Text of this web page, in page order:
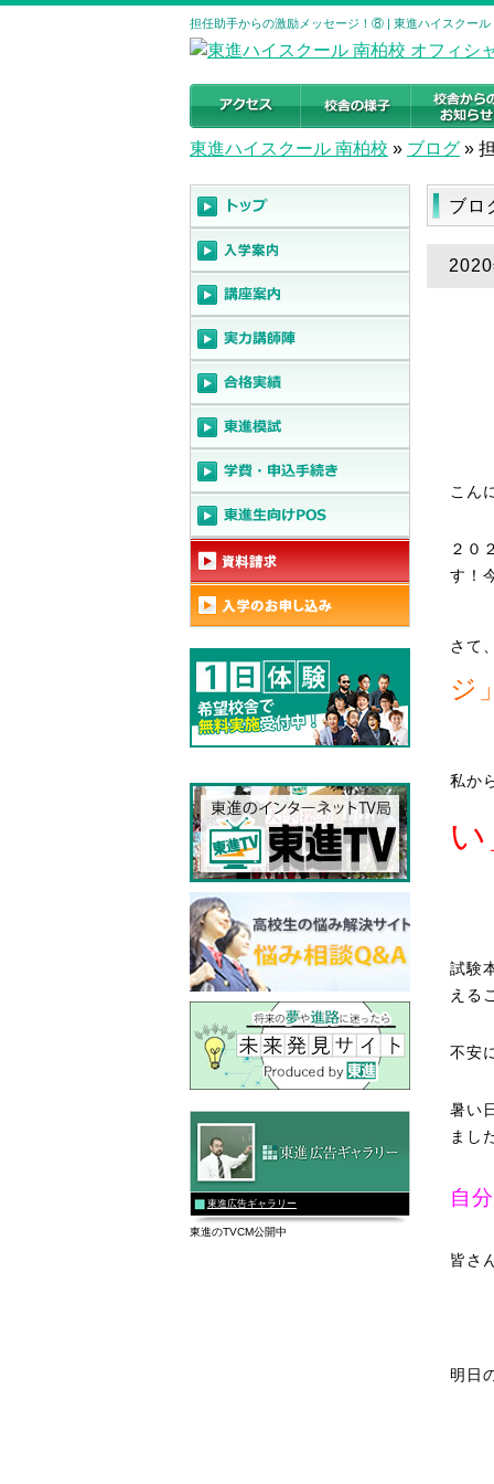
担任助手からの激励メッセージ！⑧ | 東進ハイスクー
東進ハイスクール 南柏校 » ブログ »
ブロ
こん
２０
す！
さて
ジ
私か
試験
える
不安
暑い
まし
自
皆さ
明日
東進広告ギャラリー
東進のTVCM公開中